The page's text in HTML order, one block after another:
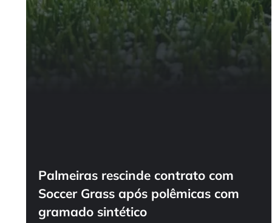
Palmeiras rescinde contrato com
Soccer Grass após polêmicas com
gramado sintético